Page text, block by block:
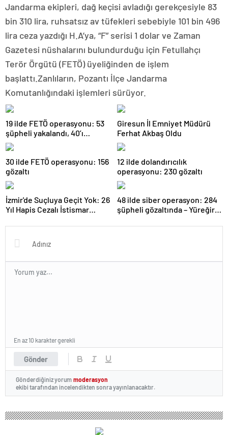
Jandarma ekipleri, dağ keçisi avladığı gerekçesiyle 83
bin 310 lira, ruhsatsız av tüfekleri sebebiyle 101 bin 496
lira ceza yazdığı H.A’ya, “F” serisi 1 dolar ve Zaman
Gazetesi nüshalarını bulundurduğu için Fetullahçı
Terör Örgütü (FETÖ) üyeliğinden de işlem
başlattı.Zanlıların, Pozantı İlçe Jandarma
Komutanlığındaki işlemleri sürüyor.
19 ilde FETÖ operasyonu: 53
şüpheli yakalandı, 40’ı
tutuklandı
Giresun İl Emniyet Müdürü
Ferhat Akbaş Oldu
30 ilde FETÖ operasyonu: 156
gözaltı
12 ilde dolandırıcılık
operasyonu: 230 gözaltı
İzmir'de Suçluya Geçit Yok: 26
Yıl Hapis Cezalı İstismar
48 ilde siber operasyon: 284
şüpheli gözaltında – Yüreğir
Gönder
En az 10 karakter gerekli
Gönderdiğiniz yorum moderasyon
ekibi tarafından incelendikten sonra yayınlanacaktır.